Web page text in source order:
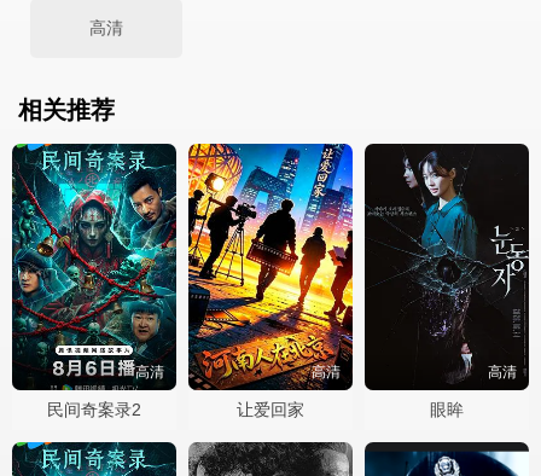
高清
相关推荐
高清
民间奇案录2
高清
让爱回家
高清
眼眸